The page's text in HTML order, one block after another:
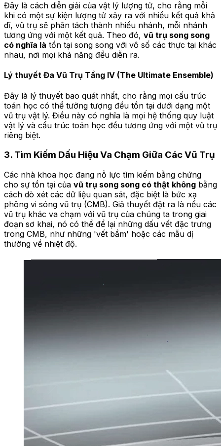
Đây là cách diễn giải của vật lý lượng tử, cho rằng mỗi
khi có một sự kiện lượng tử xảy ra với nhiều kết quả khả
dĩ, vũ trụ sẽ phân tách thành nhiều nhánh, mỗi nhánh
tương ứng với một kết quả. Theo đó, vũ trụ song song
có nghĩa là tồn tại song song với vô số các thực tại khác
nhau, nơi mọi khả năng đều diễn ra.
Lý thuyết Đa Vũ Trụ Tầng IV (The Ultimate Ensemble)
Đây là lý thuyết bao quát nhất, cho rằng mọi cấu trúc
toán học có thể tưởng tượng đều tồn tại dưới dạng một
vũ trụ vật lý. Điều này có nghĩa là mọi hệ thống quy luật
vật lý và cấu trúc toán học đều tương ứng với một vũ trụ
riêng biệt.
3. Tìm Kiếm Dấu Hiệu Va Chạm Giữa Các Vũ Trụ
Các nhà khoa học đang nỗ lực tìm kiếm bằng chứng
cho sự tồn tại của vũ trụ song song có thật không bằng
cách dò xét các dữ liệu quan sát, đặc biệt là bức xạ
phông vi sóng vũ trụ (CMB). Giả thuyết đặt ra là nếu các
vũ trụ khác va chạm với vũ trụ của chúng ta trong giai
đoạn sơ khai, nó có thể để lại những dấu vết đặc trưng
trong CMB, như những 'vết bầm' hoặc các mẫu dị
thường về nhiệt độ.